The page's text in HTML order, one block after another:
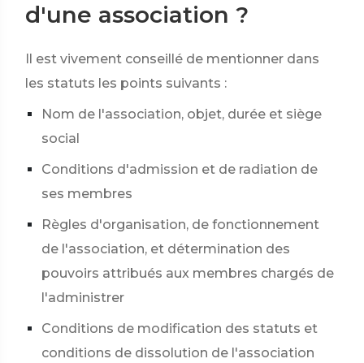
d'une association ?
Il est vivement conseillé de mentionner dans
les statuts les points suivants :
Nom de l'association, objet, durée et siège
social
Conditions d'admission et de radiation de
ses membres
Règles d'organisation, de fonctionnement
de l'association, et détermination des
pouvoirs attribués aux membres chargés de
l'administrer
Conditions de modification des statuts et
conditions de dissolution de l'association